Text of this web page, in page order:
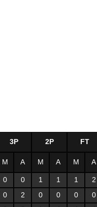
3P 2P FT
M A M A M A
0 0 1 1 1
2
0 2 0 0 0
0